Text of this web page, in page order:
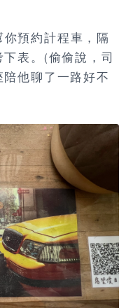
預約計程車，隔
表。(偷偷說，司
他聊了一路好不